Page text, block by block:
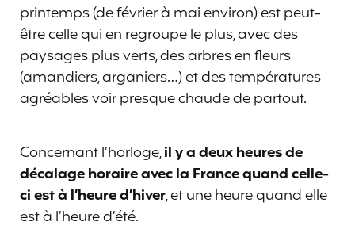
printemps (de février à mai environ) est peut-
être celle qui en regroupe le plus, avec des
paysages plus verts, des arbres en fleurs
(amandiers, arganiers…) et des températures
agréables voir presque chaude de partout.
Concernant l’horloge,il y a deux heures de
décalage horaire avec la France quand celle-
ci est à l’heure d’hiver, et une heure quand elle
est à l’heure d’été.